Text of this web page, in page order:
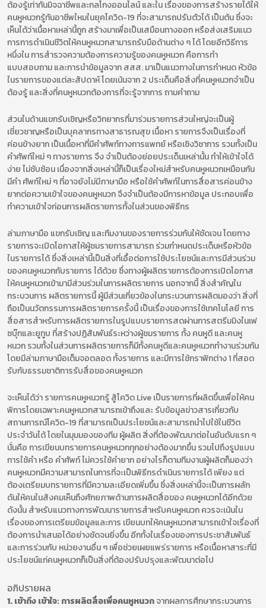
ต้องรู้เท่าทันมิจฉาชีพและกลโกงออนไลน์ และใน เรื่องของการสร้างรายได้ให้
คนหูหนวกรู้ทันอาชีพใหมในยุคโควิด-19 ที่จะสามารถปรับตัวได้ เป็นต้น ซึ่งจะ
เห็นได้ว่าเนื้อหาเหล่านี้ถูก สร้างมาเพื่อเป็นเสมือนทางออก หรือส่งเสริมแนว
การการดำเนินชีวิตให้คนหูหนวกสามารถรับมือด้านต่าง ๆ ได้ โดยอีกวิธีการ
หนึ่งใน การสำรวจความต้องการความรู้ของคนหูหนวก คือการทำ
แบบสอบถาม และการนำข้อมูลจาก สสส. มาเป็นแนวทางในการกำหนด หัวข้อ
ในรายการของแต่ละสัปดาห์ โดยเน้นจาก 2 ประเด็นคือสิ่งที่คนหูหนวกจำเป็น
ต้องรู้ และสิ่งที่คนหูหนวกต้องการที่จะรู้จากการ ถามคำถาม
ส่วนในด้านแขกรับเชิญหรือวิทยากรที่มาร่วมรายการส่วนใหญ่จะเป็นผู้
เชี่ยวชาญหรือเป็นบุคลากรทางสาธารณสุข เนื้อหา รายการจึงเป็นเรื่องที่
ค่อนข้างยาก เป็นเนื้อหาที่มีคำศัพท์ทางการแพทย์ หรือเชิงวิซาการ รวมทั้งเป็น
คำศัพท์ใหม่ ๆ ทางรายการ จึง จำเป็นต้องย่อยประเด็นเหล่านั้น ทำให้เข้าใจได้
ง่าย ไม่ซับซ้อน เนื่องจากสิ่งเหล่านี้ก็เป็นเรื่องใหม่สำหรับคนหูหนวกเหมือนกัน
มีคำ ศัพท์ใหม่ ๆ ที่อาจยังไม่มีภาษามือ หรือใช้คำศัพท์ในการสื่อสารค่อนข้าง
ยากต่อความเข้าใจของคนหูหนวก จึงจำเป็นต้องมีการหาข้อมูล ประกอบเพื่อ
ทำความเข้าใจก่อนการผลิตรายการทั้งในส่วนของพิธีกร
ล่ามภาษามือ แขกรับเชิญ และทีมงานของรายการร่วมกันให้ชัดเจน โดยทาง
รายการจะเปิดโอกาสให้ผู้ชมรายการสามารถ ร่วมกำหนดประเด็นหรือหัวข้อ
ในรายการได้ ซึ่งสิ่งเหล่านี้เป็นสิ่งที่เอื้อต่อการใช้ประโยชน์และการมีส่วนร่วม
ของคนหูหนวกกับรายการ ได้ด้วย ซึ่งทางผู้ผลิตรายการต้องการเปิดโอกาส
ให้คนหูหนวกเข้ามามีส่วนร่วมในการผลิตรายการ นอกจากนี้ สิ่งสำคัญใน
กระบวนการ ผลิตรายการนี้ ผู้มีส่วนเกี่ยวข้องในกระบวนการผลิตมองว่า สิ่งที่
ถือเป็นนวัตกรรมการผลิตรายการครั้งนี้ เป็นเรื่องของการใช้เทคโนโลยี การ
สื่อสารสำหรับการผลิตรายการในรูปแบบรายการสดผ่านการสตรีมมิงในเฟ
ซบุ๊กและยูทูบ ที่สร้างปฏิสัมพันธ์ระหว่างผู้ชมรายการ ทั้ง คนหูดี และคนหู
หนวก รวมทั้งในส่วนการผลิตรายการก็มีทั้งคนหูดีและคนหูหนวกทำงานร่วมกัน
โดยมีล่ามภาษามือเต็มจอตลอด ทั้งรายการ และมีการใช้กราฟิกต่าง 1 ที่สอด
รับกับธรรมชาติการรับสื่อของคนหูหนวก
จะเห็นได้ว่า รายการคนหูหนวกรู้ สู้โควิด Live เป็นรายการที่ผลิตขึ้นเพื่อให้คน
พิการโดยเฉพาะคนหูหนวกสามารถเข้าถึงและ รับข้อมูลข่าวสารเกี่ยวกับ
สถานการณ์โควิด-19 ที่สามารถเป็นประโยชน์และสามารถนำไปใช้ในชีวิต
ประจำวันได้ โดยในมุมมองของทีม ผู้ผลิต สิ่งที่ต้องพัฒนาต่อในอันดับแรก ๆ
นั่นคือ การเขียนบทรายการคนหูหนวกทุกอย่างต้องมากขึ้น รวมไปถึงรูปแบบ
การใช้คำ หรือ คำศัพท์ ไม่ควรใช้คำยาก อย่างไรก็ตามทีมงานผู้ผลิตก็มองว่า
คนหูหนวกมีความสามารถในการที่จะเป็นพิธีกรดำเนินรายการได้ เพียง แต่
ต้องเตรียมบทรายการที่มีความละเอียดเพิ่มขึ้น ซึ่งสิ่งเหล่านี้จะเป็นการผลัก
ดันให้คนในสังคมเห็นถึงศักยภาพด้านการผลิตสื่อของ คนหูหนวกได้อีกด้วย
ดังนั้น สำหรับแนวทางการพัฒนารายการสำหรับคนหูหนวก ควรจะเน้นใน
เรื่องของการเตรียมข้อมูลและการ เขียนบทให้คนหูหนวกสามารถเข้าใจเรื่องที่
ต้องการนำเสนอได้อย่างชัดจนยิ่งขึ้น อีกทั้งในเรื่องของการประชาสัมพันธ์
และการร่วมกับ หน่วยงานอื่น ๆ เพื่อช่วยเผยแพร่รายการ หรือเนื้อหาสาระที่มี
ประโยชน์แก่คนหูหนวกก็เป็นสิ่งที่ต้องปรับปรุงและพัฒนาต่อไป
อภิปรายผล
1. เข้าถึง เข้าใจ: การผลิตสื่อเพื่อคนหูหนวกจากผลการศึกษากระบวนการ